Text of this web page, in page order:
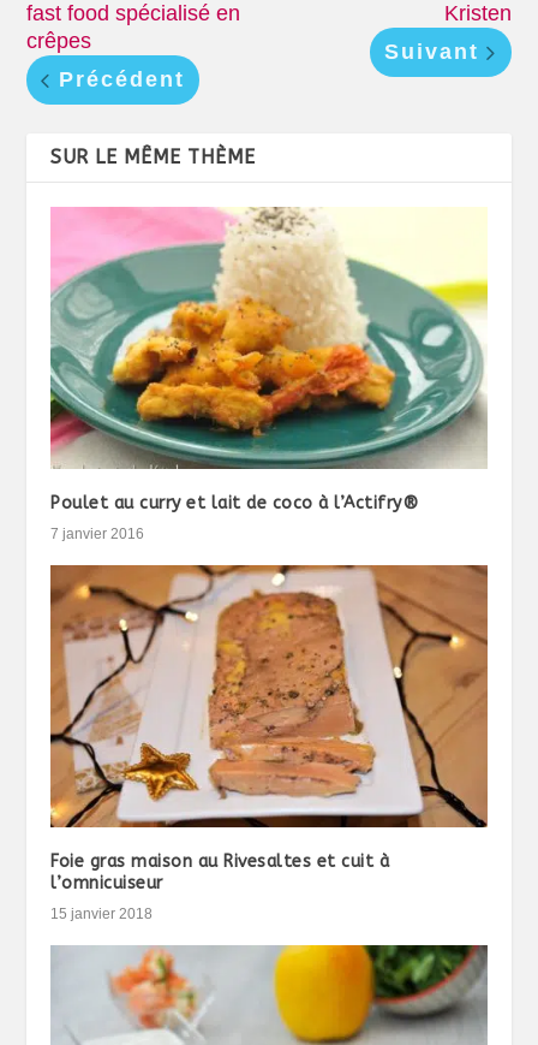
fast food spécialisé en
crêpes
Précédent
Kristen
Suivant
SUR LE MÊME THÈME
Poulet au curry et lait de coco à l’Actifry®
7 janvier 2016
Foie gras maison au Rivesaltes et cuit à
l’omnicuiseur
15 janvier 2018